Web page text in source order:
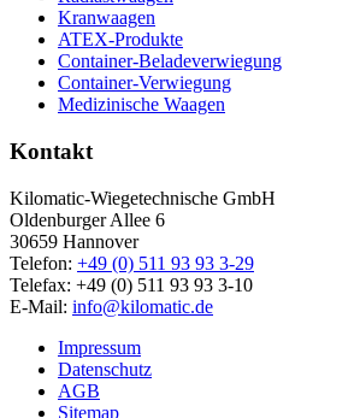
Kranwaagen
ATEX-Produkte
Container-Beladeverwiegung
Container-Verwiegung
Medizinische Waagen
Kontakt
Kilomatic-Wiegetechnische GmbH
Oldenburger Allee 6
30659 Hannover
Telefon: +49 (0) 511 93 93 3-29
Telefax: +49 (0) 511 93 93 3-10
E-Mail: info@kilomatic.de
Impressum
Datenschutz
AGB
Sitemap